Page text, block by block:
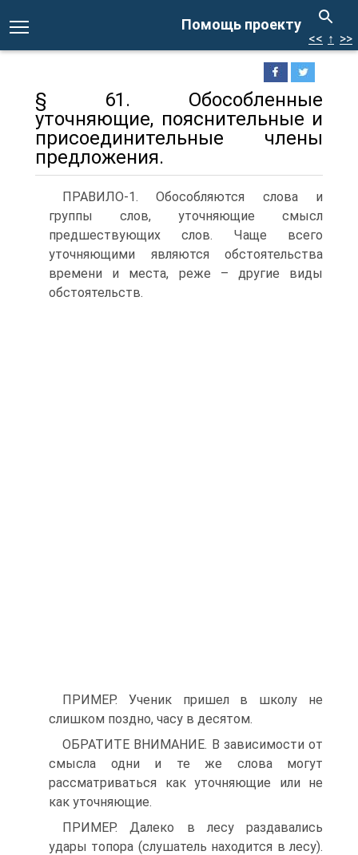
Помощь проекту
<< ↑ >>
§ 61. Обособленные
уточняющие, пояснительные и
присоединительные члены
предложения.
ПРАВИЛО‑1. Обособляются слова и
группы слов, уточняющие смысл
предшествующих слов. Чаще всего
уточняющими являются обстоятельства
времени и места, реже – другие виды
обстоятельств.
ПРИМЕР. Ученик пришел в школу не
слишком поздно, часу в десятом.
ОБРАТИТЕ ВНИМАНИЕ. В зависимости от
смысла одни и те же слова могут
рассматриваться как уточняющие или не
как уточняющие.
ПРИМЕР. Далеко в лесу раздавались
удары топора (слушатель находится в лесу).